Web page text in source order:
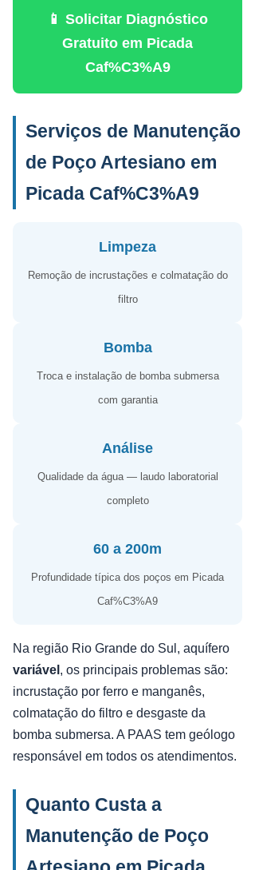
📱 Solicitar Diagnóstico
Gratuito em Picada
Caf%C3%A9
Serviços de Manutenção
de Poço Artesiano em
Picada Caf%C3%A9
Limpeza
Remoção de incrustações e colmatação do
filtro
Bomba
Troca e instalação de bomba submersa
com garantia
Análise
Qualidade da água — laudo laboratorial
completo
60 a 200m
Profundidade típica dos poços em Picada
Caf%C3%A9
Na região Rio Grande do Sul, aquífero
variável , os principais problemas são:
incrustação por ferro e manganês,
colmatação do filtro e desgaste da
bomba submersa. A PAAS tem geólogo
responsável em todos os atendimentos.
Quanto Custa a
Manutenção de Poço